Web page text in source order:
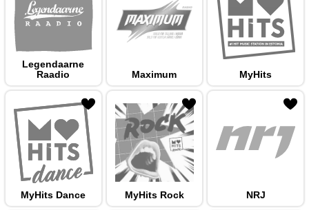
Legendaarne
Raadio
Maximum MyHits
MyHits Dance MyHits Rock NRJ